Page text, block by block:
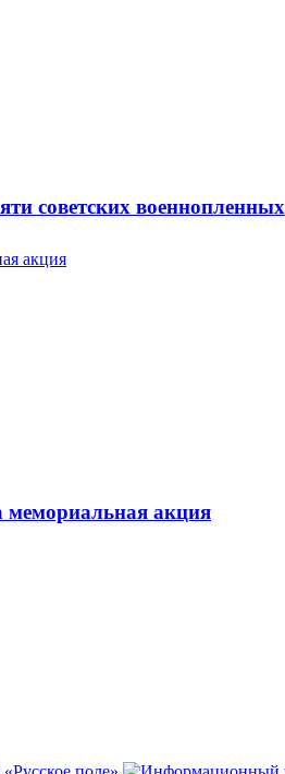
советских военнопленных
акция